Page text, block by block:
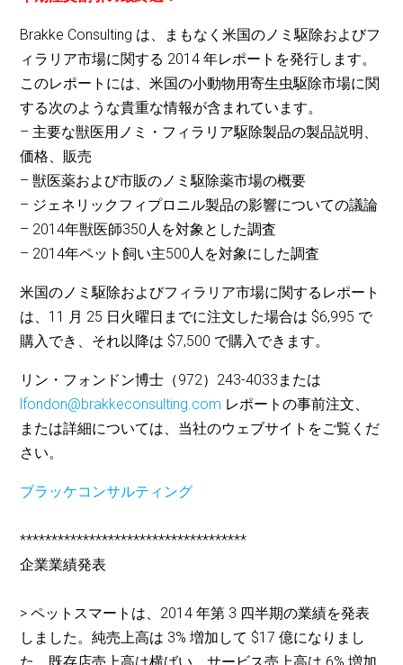
Brakke Consulting は、まもなく米国のノミ駆除およびフ
ィラリア市場に関する 2014 年レポートを発行します。
このレポートには、米国の小動物用寄生虫駆除市場に関
する次のような貴重な情報が含まれています。
– 主要な獣医用ノミ・フィラリア駆除製品の製品説明、
価格、販売
– 獣医薬および市販のノミ駆除薬市場の概要
– ジェネリックフィプロニル製品の影響についての議論
– 2014年獣医師350人を対象とした調査
– 2014年ペット飼い主500人を対象にした調査
米国のノミ駆除およびフィラリア市場に関するレポート
は、11 月 25 日火曜日までに注文した場合は $6,995 で
購入でき、それ以降は $7,500 で購入できます。
リン・フォンドン博士（972）243-4033または
lfondon@brakkeconsulting.com レポートの事前注文、
または詳細については、当社のウェブサイトをご覧くだ
さい。
ブラッケコンサルティング
************************************
企業業績発表
> ペットスマートは、2014 年第 3 四半期の業績を発表
しました。純売上高は 3% 増加して $17 億になりまし